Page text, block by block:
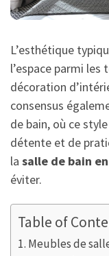
L’esthétique
l’espace parmi les
décoration
consensus
de bain, où ce
détente et de
la salle de bain
éviter.
Table of
Meubles de